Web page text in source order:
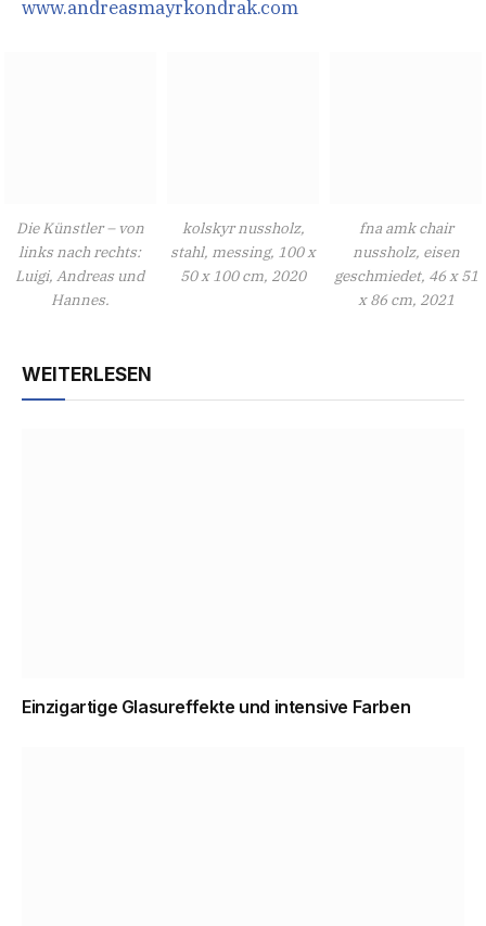
www.andreasmayrkondrak.com
Die Künstler – von
links nach rechts:
Luigi, Andreas und
Hannes.
kolskyr nussholz,
stahl, messing, 100 x
50 x 100 cm, 2020
fna amk chair
nussholz, eisen
geschmiedet, 46 x 51
x 86 cm, 2021
WEITERLESEN
Einzigartige Glasureffekte und intensive Farben